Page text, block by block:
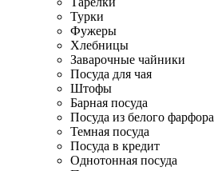
Турки
Фужеры
Хлебницы
Заварочные чайники
Посуда для чая
Штофы
Барная посуда
Посуда из белого фарфора
Темная посуда
Посуда в кредит
Однотонная посуда